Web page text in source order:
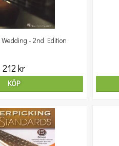
- 2nd Edition
212 kr
KÖP